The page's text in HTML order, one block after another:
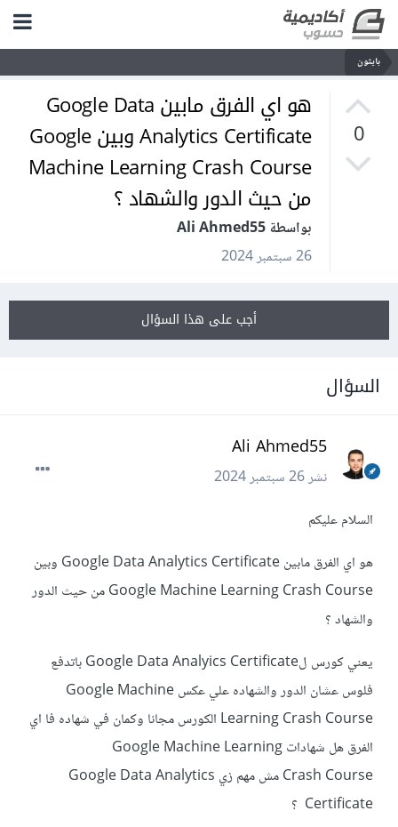
بايثون
0
هو اي الفرق مابين Google Data
Analytics Certificate وبين Google
Machine Learning Crash Course
من حيث الدور والشهاد ؟
بواسطة Ali Ahmed55
26 سبتمبر 2024
أجب على هذا السؤال
السؤال
Ali Ahmed55
نشر26 سبتمبر 2024
السلام عليكم
هو اي الفرق مابين Google Data Analytics Certificate وبين
Google Machine Learning Crash Course من حيث الدور
والشهاد ؟
يعني كورس لGoogle Data Analyics Certificate باتدفع
فلوس عشان الدور والشهاده علي عكس Google Machine
Learning Crash Course الكورس مجانا وكمان في شهاده فا اي
الفرق هل شهادات Google Machine Learning
Crash Course مش مهم زي Google Data Analytics
Certificate ؟